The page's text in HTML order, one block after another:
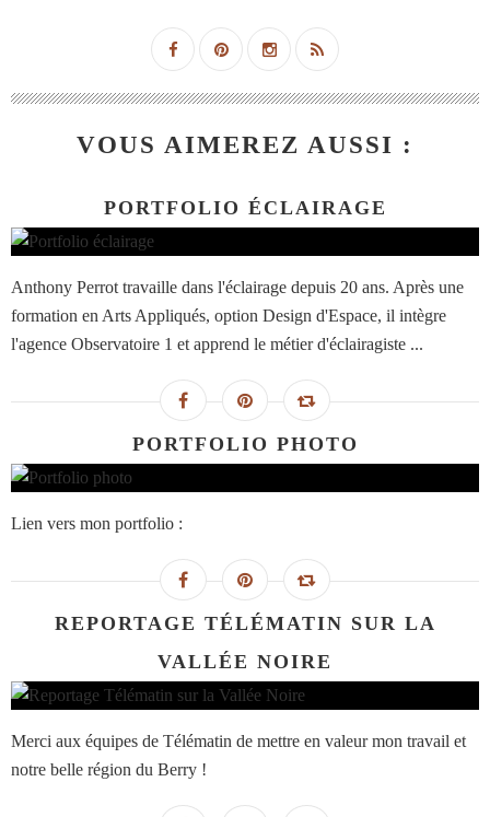
VOUS AIMEREZ AUSSI :
PORTFOLIO ÉCLAIRAGE
Anthony Perrot travaille dans l'éclairage depuis 20 ans. Après une
formation en Arts Appliqués, option Design d'Espace, il intègre
l'agence Observatoire 1 et apprend le métier d'éclairagiste ...
PORTFOLIO PHOTO
Lien vers mon portfolio :
REPORTAGE TÉLÉMATIN SUR LA
VALLÉE NOIRE
Merci aux équipes de Télématin de mettre en valeur mon travail et
notre belle région du Berry !